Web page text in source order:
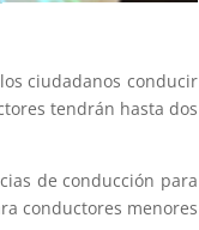
ciudadanos conducir
tendrán hasta dos
de conducción para
conductores menores